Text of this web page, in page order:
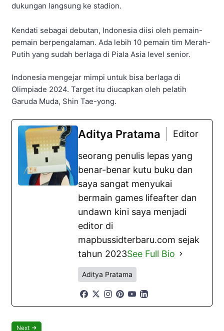
dukungan langsung ke stadion.
Kendati sebagai debutan, Indonesia diisi oleh pemain-
pemain berpengalaman. Ada lebih 10 pemain tim Merah-
Putih yang sudah berlaga di Piala Asia level senior.
Indonesia mengejar mimpi untuk bisa berlaga di
Olimpiade 2024. Target itu diucapkan oleh pelatih
Garuda Muda, Shin Tae-yong.
Aditya Pratama Editor
seorang penulis lepas yang
benar-benar kutu buku dan
saya sangat menyukai
bermain games lifeafter dan
undawn kini saya menjadi
editor di
mapbussidterbaru.com sejak
tahun 2023See Full Bio
Aditya Pratama
Next